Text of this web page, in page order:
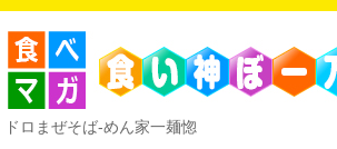
ドロまぜそば-めん家一麺惚